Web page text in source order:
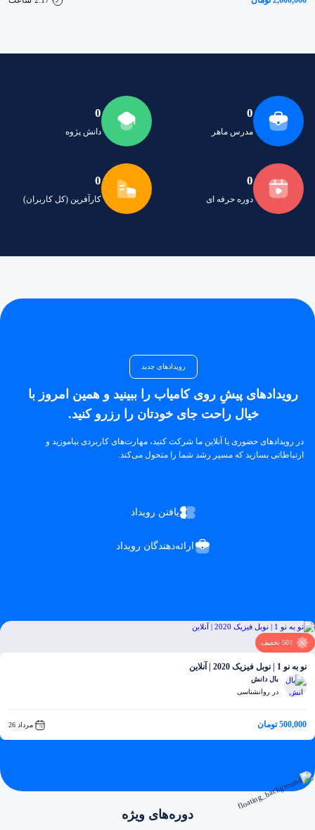
0
مدرس ماهر
0
دانش پژوه
0
دوره حرفه ای
0
کارآفرین (کل کاربران)
رویدادهای جدید
رویدادهای پیشِ روی کامیاب را ببینید و همین امروز با
خیال راحت جای خودتان را رزرو کنید.
در رویدادهای حضوری یا آنلاین ما شرکت کنید، مهارت‌های کاربردی بیاموزید و
ارتباطاتی بسازید که مسیر رشد شما را متحول می‌کند.
یافتن رویداد
ارائه‌دهندگان رویداد
50٪ تخفیف
نو به نو 1 | نوبل فیزیک 2020 | آنلاین
بال دانش
در روانشناسی
500,000 تومان مرداد 26
دوره‌های ویژه